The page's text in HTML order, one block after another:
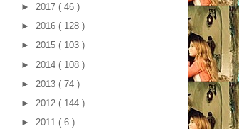
► 2017 ( 46 )
► 2016 ( 128 )
► 2015 ( 103 )
► 2014 ( 108 )
► 2013 ( 74 )
► 2012 ( 144 )
► 2011 ( 6 )